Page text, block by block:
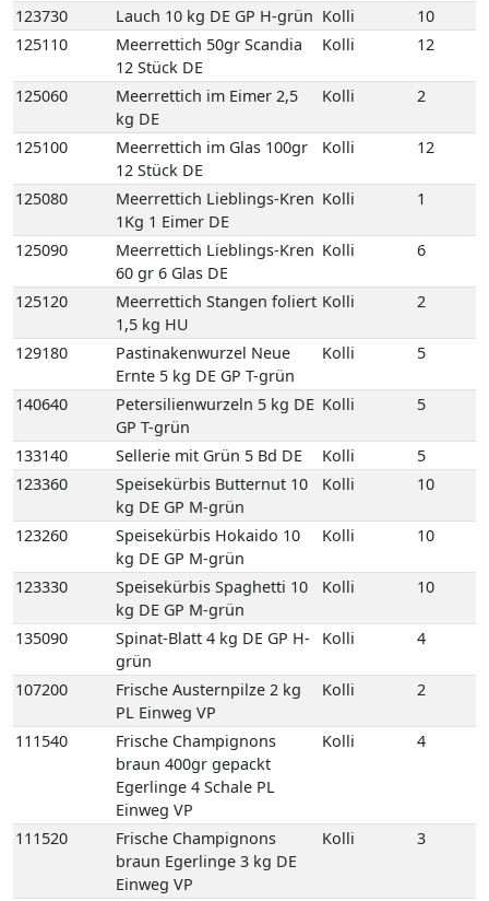
123730 Lauch 10 kg DE GP H-grün Kolli
10
125110
Meerrettich 50gr Scandia
12 Stück DE
Kolli 12
125060
Meerrettich im Eimer 2,5
kg DE
Kolli 2
125100
Meerrettich im Glas 100gr
12 Stück DE
Kolli 12
125080
Meerrettich Lieblings-Kren
1Kg 1 Eimer DE
Kolli 1
125090
Meerrettich Lieblings-Kren
60 gr 6 Glas DE
Kolli 6
125120
Meerrettich Stangen foliert
1,5 kg HU
Kolli 2
129180
Pastinakenwurzel Neue
Ernte 5 kg DE GP T-grün
Kolli 5
140640
Petersilienwurzeln 5 kg DE
GP T-grün
Kolli 5
133140 Sellerie mit Grün 5 Bd DE Kolli
5
123360
Speisekürbis Butternut 10
kg DE GP M-grün
Kolli 10
123260
Speisekürbis Hokaido 10
kg DE GP M-grün
Kolli 10
123330
Speisekürbis Spaghetti 10
kg DE GP M-grün
Kolli 10
135090
Spinat-Blatt 4 kg DE GP H-
grün
Kolli 4
107200
Frische Austernpilze 2 kg
PL Einweg VP
Kolli 2
111540
Frische Champignons
braun 400gr gepackt
Egerlinge 4 Schale PL
Einweg VP
Kolli 4
111520
Frische Champignons
braun Egerlinge 3 kg DE
Einweg VP
Kolli 3